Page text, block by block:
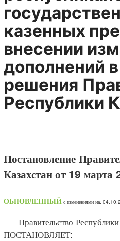
казенных
внесении
дополнений
решения
Республики
Постановление
Казахстан от 19
ОБНОВЛЕННЫЙ с изменениями на:
Правительство Республики
ПОСТАНОВЛЯЕТ: